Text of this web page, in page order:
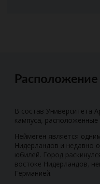
Расположение
В состав Университета
кампуса,
Неймеген является
Нидерландов и недавно
юбилей. Город
востоке Нидерландов,
Германией.